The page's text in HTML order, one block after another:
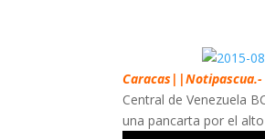
Caracas||Notipascua.-
Central de Venezuela
una pancarta por el